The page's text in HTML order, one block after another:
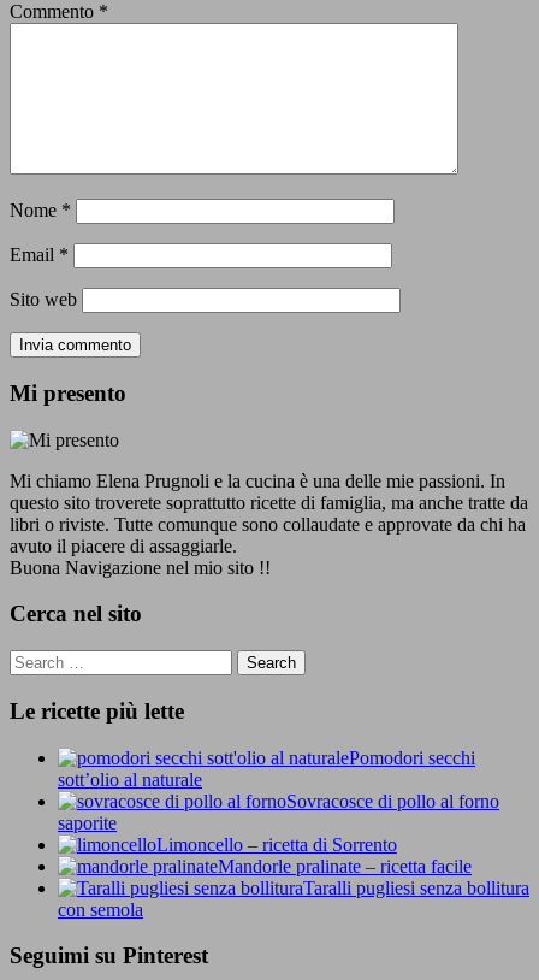
Commento *
Nome *
Email *
Sito web
Mi presento
Mi chiamo Elena Prugnoli e la cucina è una delle mie passioni. In
questo sito troverete soprattutto ricette di famiglia, ma anche tratte da
libri o riviste. Tutte comunque sono collaudate e approvate da chi ha
avuto il piacere di assaggiarle.
Buona Navigazione nel mio sito !!
Cerca nel sito
Le ricette più lette
Pomodori secchi
sott’olio al naturale
Sovracosce di pollo al forno
saporite
Limoncello – ricetta di Sorrento
Mandorle pralinate – ricetta facile
Taralli pugliesi senza bollitura
con semola
Seguimi su Pinterest